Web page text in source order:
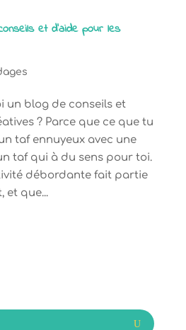
et d’aide pour les
un blog de conseils et
? Parce que ce que tu
taf ennuyeux avec une
taf qui à du sens pour toi.
débordante fait partie
et que...